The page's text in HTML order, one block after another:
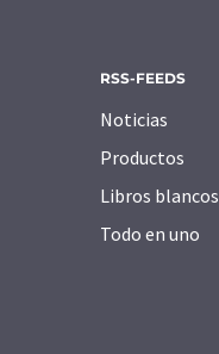
RSS-FEEDS
Noticias
Productos
Libros blancos
Todo en uno